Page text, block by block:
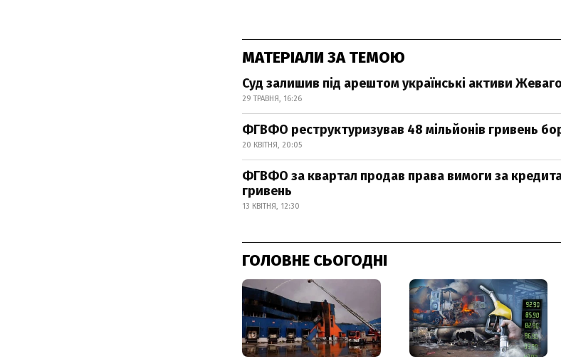
МАТЕРІАЛИ ЗА ТЕМОЮ
Суд залишив під арештом українські активи Жеваго
29 ТРАВНЯ, 16:26
ФГВФО реструктуризував 48 мільйонів гривень
20 КВІТНЯ, 20:05
ФГВФО за квартал продав права вимоги за
гривень
13 КВІТНЯ, 12:30
ГОЛОВНЕ СЬОГОДНІ